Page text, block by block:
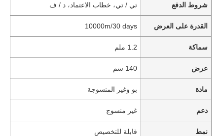
شروط الدفع تي / تي، خطاب الاعتماد، د / ف
القدرة على العرض 10000m/30 days
سماكة 1.2 ملم
عرض 140 سم
مادة بو وغير المنسوجة
دعم غير منسوج
نمط قابلة للتخصيص